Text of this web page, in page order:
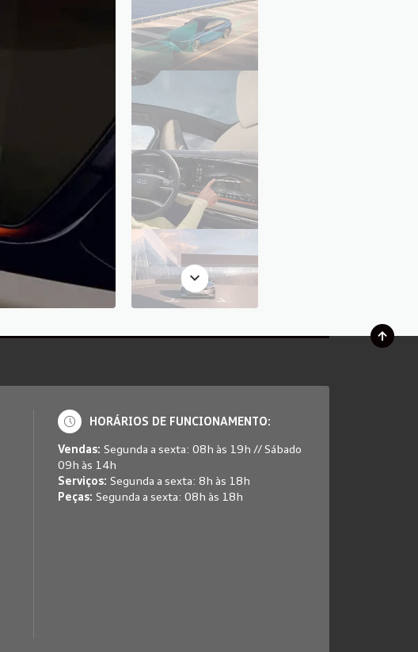
HORÁRIOS DE FUNCIONAMENTO:
Vendas: Segunda a sexta: 08h às 19h // Sábado
09h às 14h
Serviços: Segunda a sexta: 8h às 18h
Peças: Segunda a sexta: 08h às 18h